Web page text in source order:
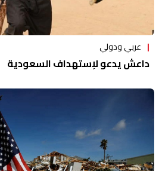
عربي ودولي
داعش يدعو لإستهداف السعودية